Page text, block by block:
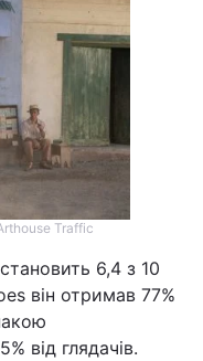
Traffic
6,4 з 10
він отримав 77%
від глядачів.